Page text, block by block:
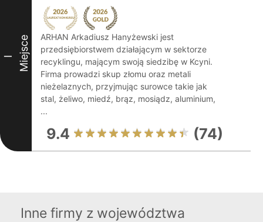
I Miejsce
ARHAN Arkadiusz Hanyżewski jest
przedsiębiorstwem działającym w sektorze
recyklingu, mającym swoją siedzibę w Kcyni.
Firma prowadzi skup złomu oraz metali
nieżelaznych, przyjmując surowce takie jak
stal, żeliwo, miedź, brąz, mosiądz, aluminium,
...
9.4 (74)
Inne firmy z województwa